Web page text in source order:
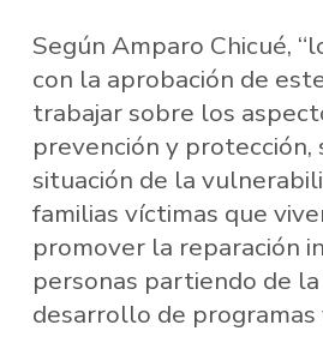
Según Amparo Chicué,
con la aprobación de
trabajar sobre los
prevención y protección,
situación de la
familias víctimas que
promover la reparación
personas partiendo de
desarrollo de programas